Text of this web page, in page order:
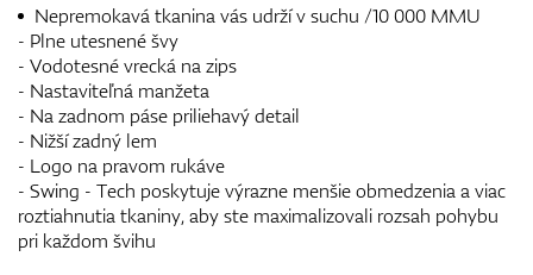
Nepremokavá tkanina vás udrží v suchu /10 000 MMU
- Plne utesnené švy
- Vodotesné vrecká na zips
- Nastaviteľná manžeta
- Na zadnom páse priliehavý detail
- Nižší zadný lem
- Logo na pravom rukáve
- Swing - Tech poskytuje výrazne menšie obmedzenia a viac
roztiahnutia tkaniny, aby ste maximalizovali rozsah pohybu
pri každom švihu